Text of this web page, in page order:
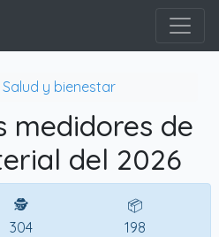
Salud y bienestar
medidores de
del 2026
🕵
304
📦
198